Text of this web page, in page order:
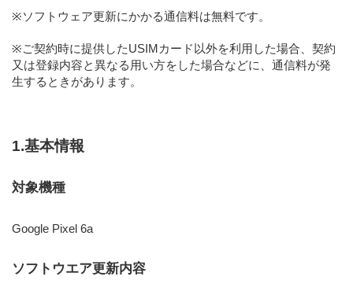
※ソフトウェア更新にかかる通信料は無料です。
※ご契約時に提供したUSIMカード以外を利用した場合、契約
又は登録内容と異なる用い方をした場合などに、通信料が発
生するときがあります。
1.基本情報
対象機種
Google Pixel 6a
ソフトウエア更新内容